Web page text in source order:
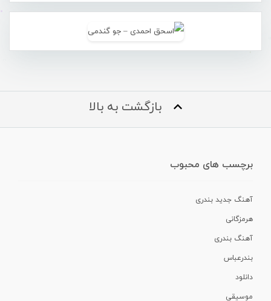
بازگشت به بالا
برچسب های محبوب
آهنگ جدید بندری
هرمزگانی
آهنگ بندری
بندرعباس
دانلود
موسیقی